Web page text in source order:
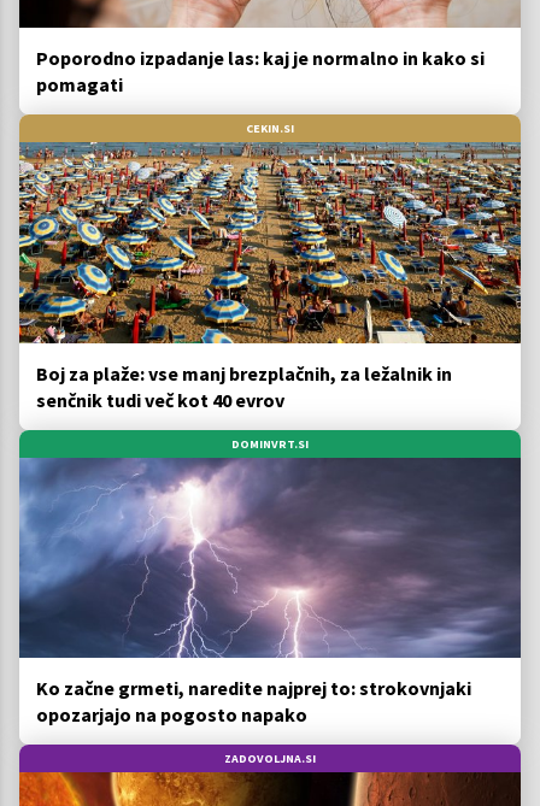
Poporodno izpadanje las: kaj je normalno in kako si
pomagati
CEKIN.SI
Boj za plaže: vse manj brezplačnih, za ležalnik in
senčnik tudi več kot 40 evrov
DOMINVRT.SI
Ko začne grmeti, naredite najprej to: strokovnjaki
opozarjajo na pogosto napako
ZADOVOLJNA.SI